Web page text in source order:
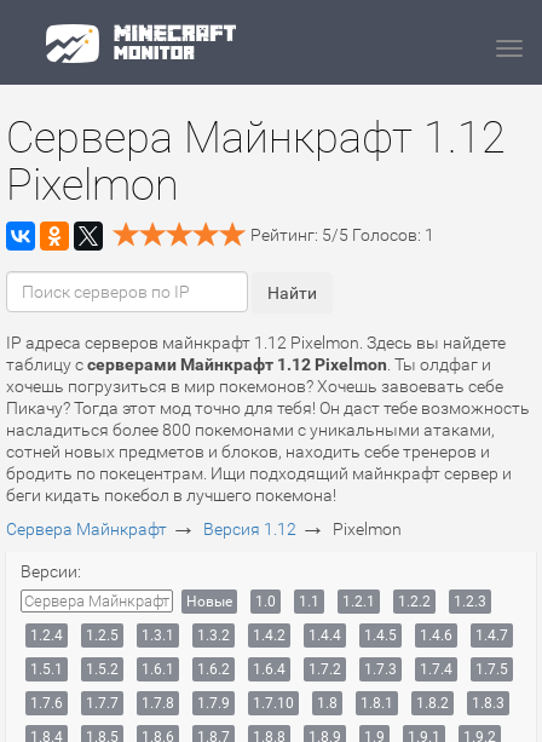
Сервера Майнкрафт 1.12
Pixelmon
Рейтинг: 5/5 Голосов: 1
IP адреса серверов майнкрафт 1.12 Pixelmon. Здесь вы найдете
таблицу ссерверами Майнкрафт 1.12 Pixelmon . Ты олдфаг и
хочешь погрузиться в мир покемонов? Хочешь завоевать себе
Пикачу? Тогда этот мод точно для тебя! Он даст тебе возможность
насладиться более 800 покемонами с уникальными атаками,
сотней новых предметов и блоков, находить себе тренеров и
бродить по покецентрам. Ищи подходящий майнкрафт сервер и
беги кидать покебол в лучшего покемона!
Сервера Майнкрафт → Версия 1.12 → Pixelmon
Версии:
Сервера Майнкрафт Новые 1.0 1.1 1.2.1 1.2.2
1.2.3
1.2.4
1.2.5 1.3.1 1.3.2 1.4.2 1.4.4 1.4.5 1.4.6
1.4.7
1.5.1
1.5.2 1.6.1 1.6.2 1.6.4 1.7.2 1.7.3 1.7.4
1.7.5
1.7.6
1.7.7 1.7.8 1.7.9 1.7.10 1.8 1.8.1 1.8.2
1.8.3
1.8.4
1.8.5 1.8.6 1.8.7 1.8.8 1.8.9 1.9 1.9.1
1.9.2